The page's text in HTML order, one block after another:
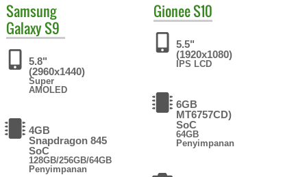
Samsung
Galaxy S9
5.8"
(2960x1440)
Super
AMOLED
4GB
Snapdragon 845
SoC
128GB/256GB/64GB
Penyimpanan
GioneeS10
5.5"
(1920x1080)
IPS LCD
6GB
MT6757CD)
SoC
64GB
Penyimpanan